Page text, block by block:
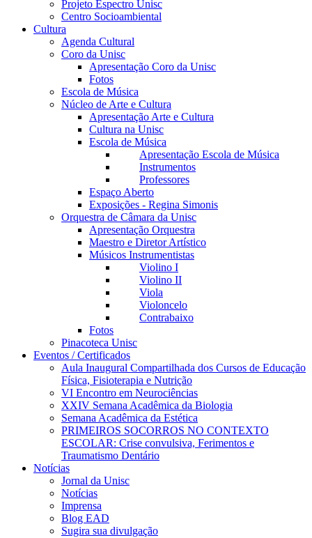
Projeto Espectro Unisc
Centro Socioambiental
Cultura
Agenda Cultural
Coro da Unisc
Apresentação Coro da Unisc
Fotos
Escola de Música
Núcleo de Arte e Cultura
Apresentação Arte e Cultura
Cultura na Unisc
Escola de Música
Apresentação Escola de Música
Instrumentos
Professores
Espaço Aberto
Exposições - Regina Simonis
Orquestra de Câmara da Unisc
Apresentação Orquestra
Maestro e Diretor Artístico
Músicos Instrumentistas
Violino I
Violino II
Viola
Violoncelo
Contrabaixo
Fotos
Pinacoteca Unisc
Eventos / Certificados
Aula Inaugural Compartilhada dos Cursos de Educação
Física, Fisioterapia e Nutrição
VI Encontro em Neurociências
XXIV Semana Acadêmica da Biologia
Semana Acadêmica da Estética
PRIMEIROS SOCORROS NO CONTEXTO
ESCOLAR: Crise convulsiva, Ferimentos e
Traumatismo Dentário
Notícias
Jornal da Unisc
Notícias
Imprensa
Blog EAD
Sugira sua divulgação